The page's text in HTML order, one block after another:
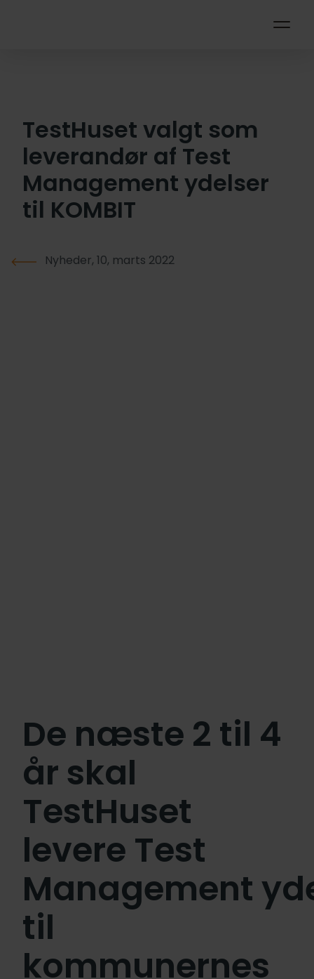
TestHuset valgt som
leverandør af Test
Management ydelser
til KOMBIT
Nyheder, 10, marts 2022
De næste 2 til 4
år skal
TestHuset
levere Test
Management
til
kommunernes